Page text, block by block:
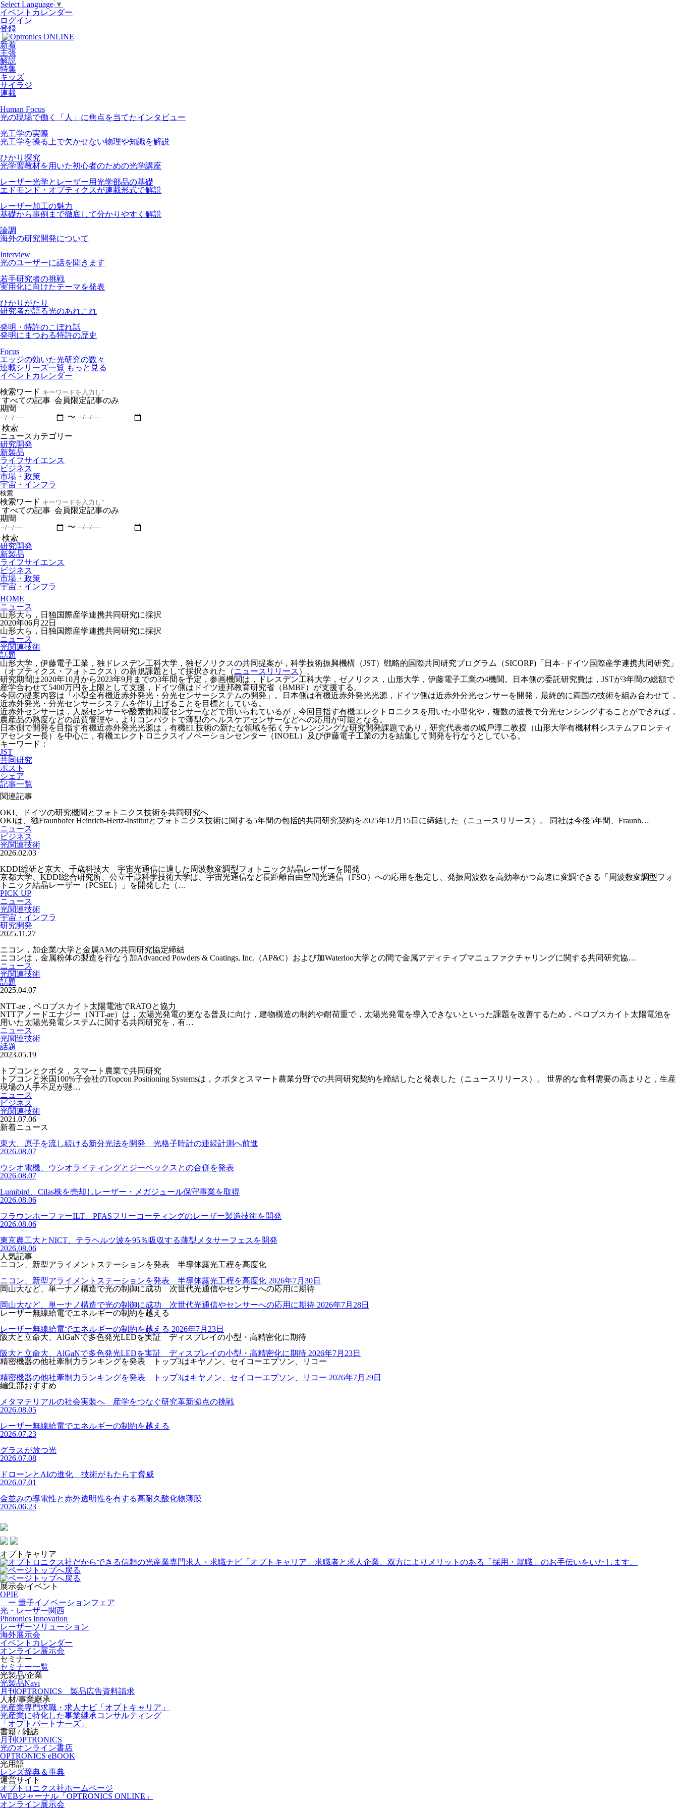
Select Language ▼
イベントカレンダー
ログイン
登録
新着
主張
解説
特集
キッズ
サイラジ
連載
Human Focus
光の現場で働く「人」に焦点を当てたインタビュー
光工学の実際
光工学を操る上で欠かせない物理や知識を解説
ひかり探究
光学習教材を用いた初心者のための光学講座
レーザー光学とレーザー用光学部品の基礎
エドモンド・オプティクスが連載形式で解説
レーザー加工の魅力
基礎から事例まで徹底して分かりやすく解説
論調
海外の研究開発について
Interview
光のユーザーに話を聞きます
若手研究者の挑戦
実用化に向けたテーマを発表
ひかりがたり
研究者が語る光のあれこれ
発明・特許のこぼれ話
発明にまつわる特許の歴史
Focus
エッジの効いた光研究の数々
連載シリーズ一覧 もっと見る
イベントカレンダー
検索ワード
すべての記事 会員限定記事のみ
期間
〜
検索
ニュースカテゴリー
研究開発
新製品
ライフサイエンス
ビジネス
市場・政策
宇宙・インフラ
検索
検索ワード
すべての記事 会員限定記事のみ
期間
〜
検索
研究開発
新製品
ライフサイエンス
ビジネス
市場・政策
宇宙・インフラ
HOME
ニュース
山形大ら，日独国際産学連携共同研究に採択
2020年06月22日
山形大ら，日独国際産学連携共同研究に採択
ニュース
光関連技術
話題
山形大学，伊藤電子工業，独ドレスデン工科大学，独ゼノリクスの共同提案が，科学技術振興機構（JST）戦略的国際共同研究プログラム（SICORP)「日本−ドイツ国際産学連携共同研究」
（オプティクス・フォトニクス）の新規課題として採択された（ニュースリリース ）。
研究期間は2020年10月から2023年9月までの3年間を予定，参画機関は，ドレスデン工科大学，ゼノリクス，山形大学，伊藤電子工業の4機関。日本側の委託研究費は，JSTが3年間の総額で
産学合わせて5400万円を上限として支援，ドイツ側はドイツ連邦教育研究省（BMBF）が支援する。
今回の提案内容は「小型全有機近赤外発光・分光センサーシステムの開発」。日本側は有機近赤外発光光源，ドイツ側は近赤外分光センサーを開発，最終的に両国の技術を組み合わせて，
近赤外発光・分光センサーシステムを作り上げることを目標としている。
近赤外センサーは，人感センサーや酸素飽和度センサーなどで用いられているが，今回目指す有機エレクトロニクスを用いた小型化や，複数の波⻑で分光センシングすることができれば，
農産品の熟度などの品質管理や，よりコンパクトで薄型のヘルスケアセンサーなどへの応用が可能となる。
日本側で開発を目指す有機近赤外発光光源は，有機EL技術の新たな領域を拓くチャレンジングな研究開発課題であり，研究代表者の城戶淳二教授（山形大学有機材料システムフロンティ
アセンター⻑）を中心に，有機エレクトロニクスイノベーションセンター（INOEL）及び伊藤電子工業の力を結集して開発を行なうとしている。
キーワード：
JST
共同研究
ポスト
シェア
記事一覧
関連記事
OKI、ドイツの研究機関とフォトニクス技術を共同研究へ
OKIは、独Fraunhofer Heinrich-Hertz-Institutとフォトニクス技術に関する5年間の包括的共同研究契約を2025年12月15日に締結した（ニュースリリース）。 同社は今後5年間、Fraunh…
ニュース
ビジネス
光関連技術
2026.02.03
KDDI総研と京大、千歳科技大 宇宙光通信に適した周波数変調型フォトニック結晶レーザーを開発
京都大学、KDDI総合研究所、公立千歳科学技術大学は、宇宙光通信など長距離自由空間光通信（FSO）への応用を想定し、発振周波数を高効率かつ高速に変調できる「周波数変調型フォ
トニック結晶レーザー（PCSEL）」を開発した（…
PICK UP
ニュース
光関連技術
宇宙・インフラ
研究開発
2025.11.27
ニコン，加企業/大学と金属AMの共同研究協定締結
ニコンは，金属粉体の製造を行なう加Advanced Powders & Coatings, Inc.（AP&C）および加Waterloo大学との間で金属アディティブマニュファクチャリングに関する共同研究協…
ニュース
光関連技術
話題
2025.04.07
NTT-ae，ペロブスカイト太陽電池でRATOと協力
NTTアノードエナジー（NTT-ae）は，太陽光発電の更なる普及に向け，建物構造の制約や耐荷重で，太陽光発電を導入できないといった課題を改善するため，ペロブスカイト太陽電池を
用いた太陽光発電システムに関する共同研究を，有…
ニュース
光関連技術
話題
2023.05.19
トプコンとクボタ，スマート農業で共同研究
トプコンと米国100%子会社のTopcon Positioning Systemsは，クボタとスマート農業分野での共同研究契約を締結したと発表した（ニュースリリース）。 世界的な食料需要の高まりと，生産
現場の人手不足が懸…
ニュース
ビジネス
光関連技術
2021.07.06
新着ニュース
東大、原子を流し続ける新分光法を開発 光格子時計の連続計測へ前進
2026.08.07
ウシオ電機、ウシオライティングとジーベックスとの合併を発表
2026.08.07
Lumibird、Cilas株を売却しレーザー・メガジュール保守事業を取得
2026.08.06
フラウンホーファーILT、PFASフリーコーティングのレーザー製造技術を開発
2026.08.06
東京農工大とNICT、テラヘルツ波を95％吸収する薄型メタサーフェスを開発
2026.08.06
人気記事
ニコン、新型アライメントステーションを発表 半導体露光工程を高度化
ニコン、新型アライメントステーションを発表 半導体露光工程を高度化 2026年7月30日
岡山大など、単一ナノ構造で光の制御に成功 次世代光通信やセンサーへの応用に期待
岡山大など、単一ナノ構造で光の制御に成功 次世代光通信やセンサーへの応用に期待 2026年7月28日
レーザー無線給電でエネルギーの制約を越える
レーザー無線給電でエネルギーの制約を越える 2026年7月23日
阪大と立命大、AlGaNで多色発光LEDを実証 ディスプレイの小型・高精密化に期待
阪大と立命大、AlGaNで多色発光LEDを実証 ディスプレイの小型・高精密化に期待 2026年7月23日
精密機器の他社牽制力ランキングを発表 トップ3はキヤノン、セイコーエプソン、リコー
精密機器の他社牽制力ランキングを発表 トップ3はキヤノン、セイコーエプソン、リコー 2026年7月29日
編集部おすすめ
メタマテリアルの社会実装へ 産学をつなぐ研究革新拠点の挑戦
2026.08.05
レーザー無線給電でエネルギーの制約を越える
2026.07.23
グラスが放つ光
2026.07.08
ドローンとAIの進化 技術がもたらす脅威
2026.07.01
金並みの導電性と赤外透明性を有する高耐久酸化物薄膜
2026.06.23
オプトキャリア
展示会/イベント
OPIE
ー 量子イノベーションフェア
光・レーザー関西
Photonics Innovation
レーザーソリューション
海外展示会
イベントカレンダー
オンライン展示会
セミナー
セミナー一覧
光製品/企業
光製品Navi
月刊OPTRONICS 製品広告資料請求
人材/事業継承
光産業専門求職・求人ナビ「オプトキャリア」
光産業に特化した事業継承コンサルティング
「オプトパートナーズ」
書籍 / 雑誌
月刊OPTRONICS
光のオンライン書店
OPTRONICS eBOOK
光用語
レンズ辞典＆事典
運営サイト
オプトロニクス社ホームページ
WEBジャーナル「OPTRONICS ONLINE」
オンライン展示会